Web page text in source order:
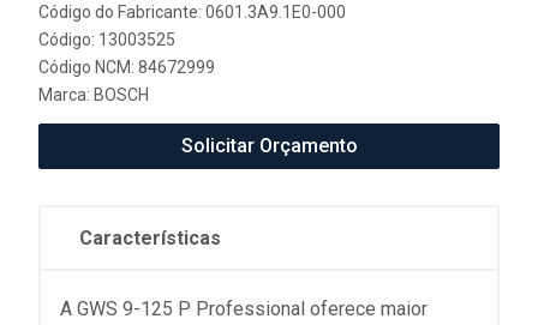
Código do Fabricante: 0601.3A9.1E0-000
Código: 13003525
Código NCM: 84672999
Marca: BOSCH
Solicitar Orçamento
Características
A GWS 9-125 P Professional oferece maior